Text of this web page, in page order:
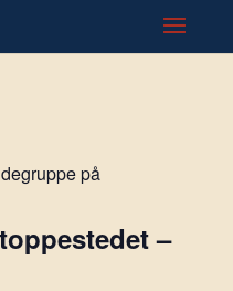
på
–